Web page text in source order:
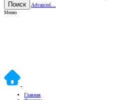
Поиск
Advanced…
Меню
Главная